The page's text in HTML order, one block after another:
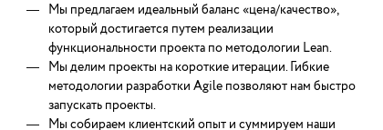
Мы предлагаем идеальный баланс «цена/качество»,
который достигается путем реализации
функциональности проекта по методологии Lean.
Мы делим проекты на короткие итерации. Гибкие
методологии разработки Agile позволяют нам быстро
запускать проекты.
Мы собираем клиентский опыт и суммируем наши